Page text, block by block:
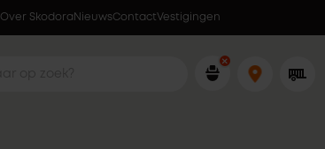
Ophalen wanneer jou dat uitkomt
Over Skodora NieuwsContactVestigingen